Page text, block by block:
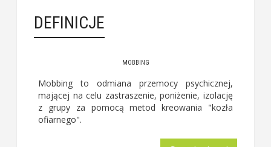
DEFINICJE
MOBBING
Mobbing to odmiana przemocy psychicznej,
mającej na celu zastraszenie, poniżenie, izolację
z grupy za pomocą metod kreowania "kozła
ofiarnego".